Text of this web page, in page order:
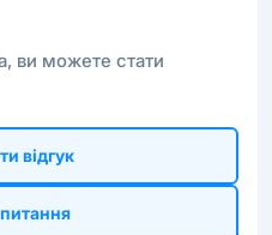
ви можете стати
відгук